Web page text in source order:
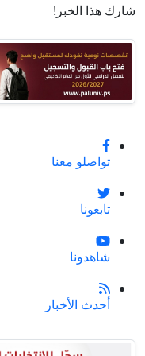
شارك هذا الخبر!
تواصلو معنا
تابعونا
شاهدونا
أحدث الأخبار